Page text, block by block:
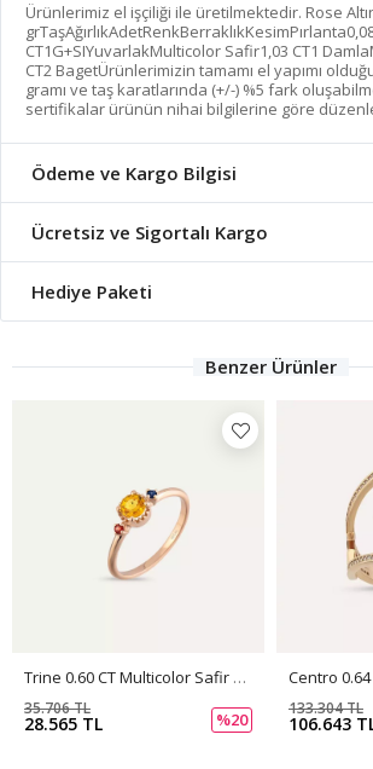
Ürünlerimiz el işçiliği ile üretilmektedir. Rose
CT1G+SIYuvarlakMulticolor Safir1,03 CT1
CT2 BagetÜrünlerimizin tamamı el yapımı
gramı ve taş karatlarında (+/-) %5 fark
sertifikalar ürünün nihai bilgilerine göre
Ödeme ve Kargo Bilgisi
Ücretsiz ve Sigortalı Kargo
Hediye Paketi
Benzer Ürünler
Trine 0.60 CT Multicolor Safir Taşlı Rose Altın Yüzük
28.565 TL
35.706 TL
%20 106.643
133.304 TL